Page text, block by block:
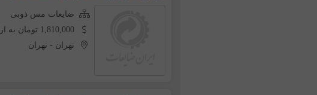
ضایعات مس ذوبی
1,810,000 تومان به ازای هر کیلو
تهران -تهران